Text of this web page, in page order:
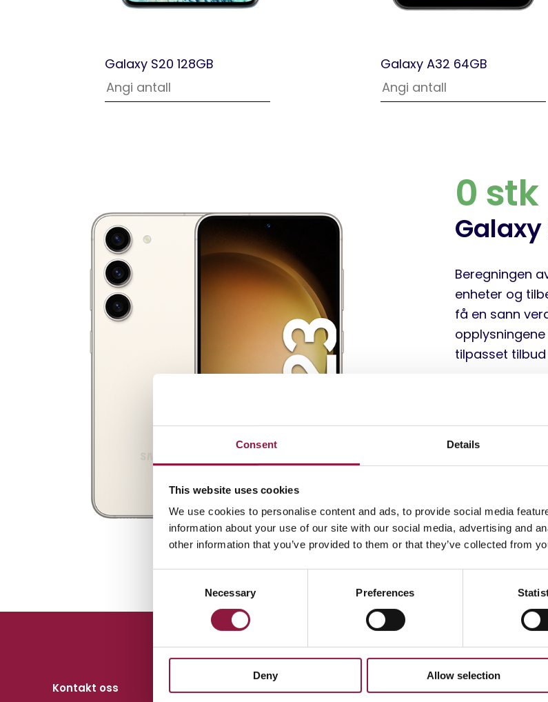
Consent Details
This website uses cookies
We use cookies to personalise content and ads, to provide social media
information about your use of our site with our social media, advertising and
other information that you’ve provided to them or that they’ve collected from
n
Necessary Preferences
Deny Allow selection
Galaxy S20 128GB Galaxy A32 64GB
0 stk
Galaxy
Beregningen
enheter og
få en sann
tilpasset
innbytte av
god stand.
årsmodell og
som en
Kontakt
Kontakt oss